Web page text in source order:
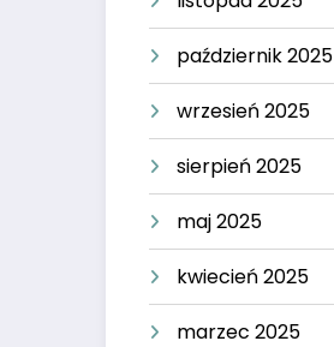
październik 2025
wrzesień 2025
sierpień 2025
maj 2025
kwiecień 2025
marzec 2025